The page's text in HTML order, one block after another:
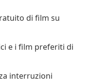
di film su
e i film preferiti di
interruzioni